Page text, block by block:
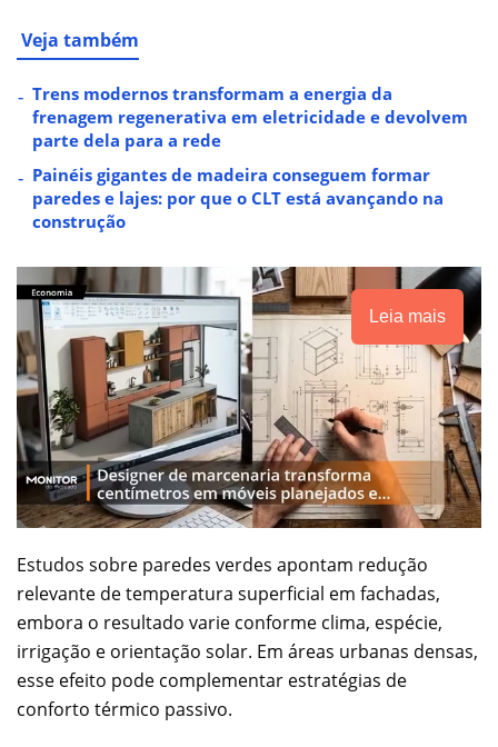
Veja também
Trens modernos transformam a energia da
frenagem regenerativa em eletricidade e devolvem
parte dela para a rede
Painéis gigantes de madeira conseguem formar
paredes e lajes: por que o CLT está avançando na
construção
Leia mais
Estudos sobre paredes verdes apontam redução
relevante de temperatura superficial em fachadas,
embora o resultado varie conforme clima, espécie,
irrigação e orientação solar. Em áreas urbanas densas,
esse efeito pode complementar estratégias de
conforto térmico passivo.